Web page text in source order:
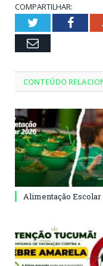
COMPARTILHAR:
Twitter
Email
CONTEÚDO
Alimentação Escolar